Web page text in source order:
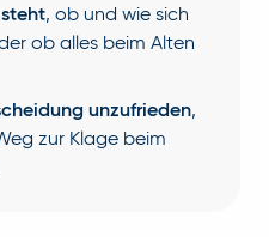
steht, ob und wie sich
ob alles beim Alten
unzufrieden,
zur Klage beim